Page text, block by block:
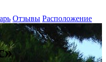
Отзывы Расположение